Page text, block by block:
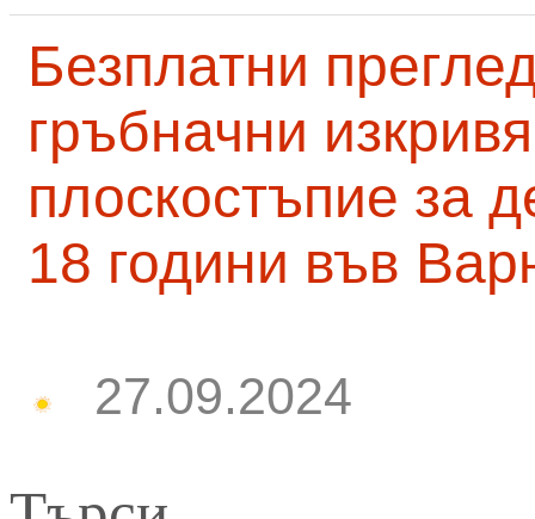
Безплатни
гръбначни
плоскостъпие за
18 години във
27.09.2024